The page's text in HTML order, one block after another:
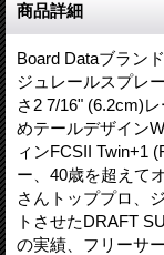
商品詳細
Board Dataブラン
ジュレールスプレ
さ2 7/16" (6.2cm)
めテールデザイン
ィンFCSII Twin+1
ー、40歳を超えて
さんトッププロ、
トさせたDRAFT
の実績、フリーサ